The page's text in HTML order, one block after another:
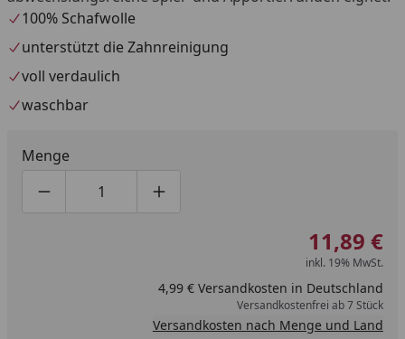
100% Schafwolle
unterstützt die Zahnreinigung
voll verdaulich
waschbar
Menge
Produktmenge um eins verringern
Produktmenge manuell eingeben
Produktmenge um eins erhöhen
11,89 €
inkl. 19% MwSt.
4,99 € Versandkosten in Deutschland
Versandkostenfrei ab 7 Stück
Versandkosten nach Menge und Land